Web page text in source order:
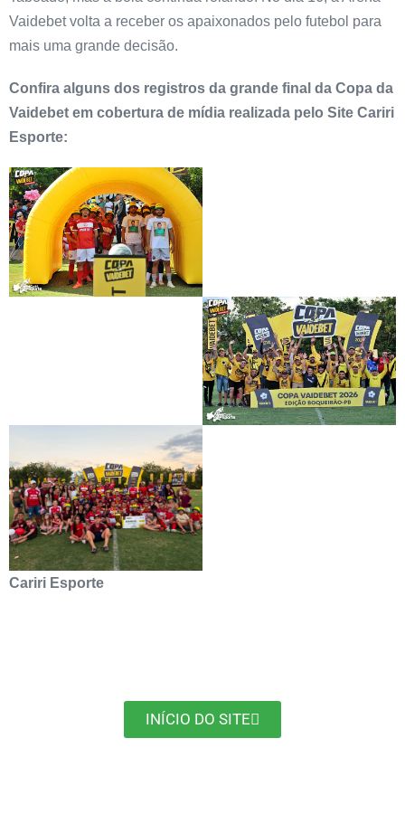
Vaidebet volta a receber os apaixonados pelo futebol para
mais uma grande decisão.
Confira alguns dos registros da grande final da Copa da
Vaidebet em cobertura de mídia realizada pelo Site Cariri
Esporte:
Cariri Esporte
INÍCIO DO SITE